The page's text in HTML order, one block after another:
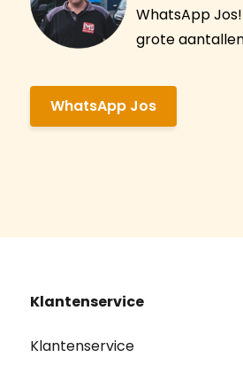
WhatsApp
grote
WhatsApp Jos
Klantenservice
Klantenservice